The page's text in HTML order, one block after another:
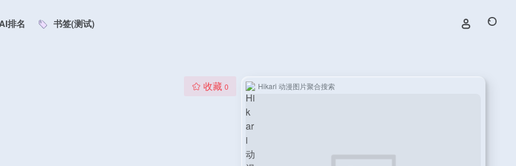
排名 书签(测试)
收藏 0 Hikari 动漫图片聚合搜索